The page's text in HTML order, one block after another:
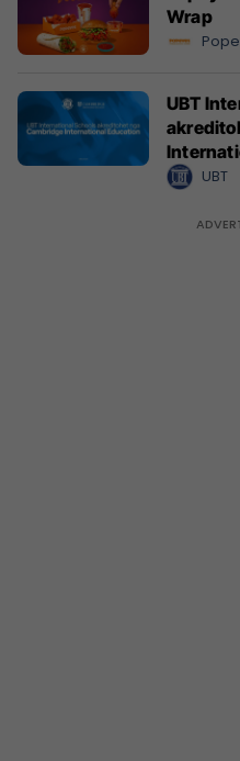
Wrap
UBT
UBT